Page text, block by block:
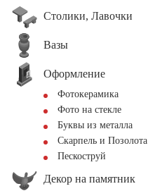
Столики, Лавочки
Вазы
Оформление
Фотокерамика
Фото на стекле
Буквы из металла
Скарпель и Позолота
Пескоструй
Декор на памятник